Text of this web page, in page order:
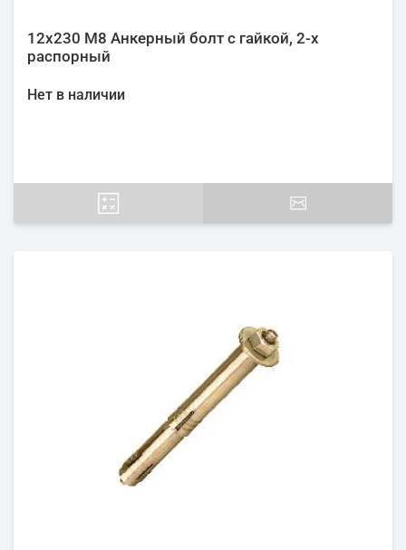
12х230 М8 Анкерный болт с гайкой, 2-х
распорный
Нет в наличии